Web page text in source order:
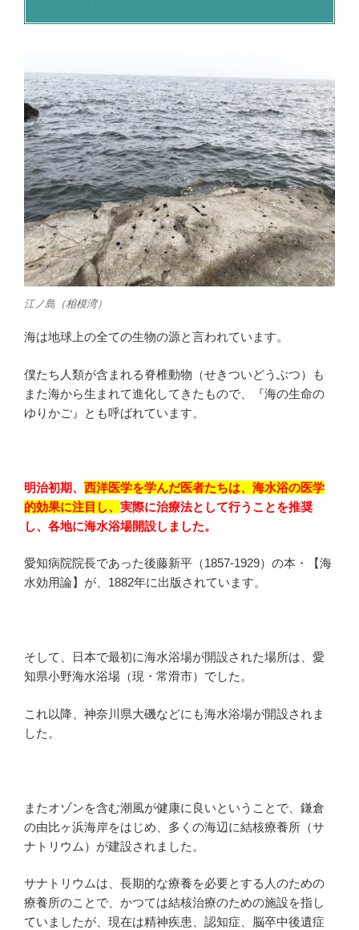
江ノ島（相模湾）
海は地球上の全ての生物の源と言われています。
僕たち人類が含まれる脊椎動物（せきついどうぶつ）も
また海から生まれて進化してきたもので、『海の生命の
ゆりかご』とも呼ばれています。
明治初期、 西洋医学を学んだ医者たちは、海水浴の医学
的効果に注目し、 実際に治療法として行うことを推奨
し、各地に海水浴場開設しました。
愛知病院院長であった後藤新平（1857-1929）の本・【海
水効用論】が、 1882年に出版されています。
そして、日本で最初に海水浴場が開設された場所は、愛
知県小野海水浴場 （現・ 常滑市）でした。
これ以降、神奈川県大磯などにも海水浴場が開設されま
した。
またオゾンを含む潮風が健康に良いということで、鎌倉
の由比ヶ浜海岸をはじめ、多くの海辺に結核療養所（サ
ナトリウム）が建設されました。
サナトリウムは、長期的な療養を必要とする人のための
療養所のことで、かつては結核治療のための施設を指し
ていましたが、現在は精神疾患、認知症、脳卒中後遺症